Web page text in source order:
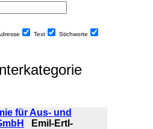
Text Stich­worte
für Aus- und
Emil-Ertl-